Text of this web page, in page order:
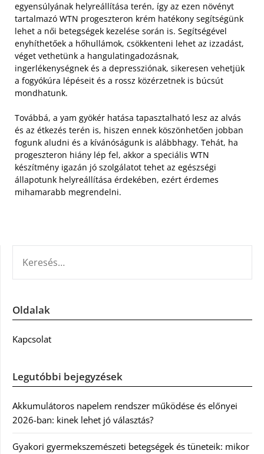
egyensúlyának helyreállítása terén, így az ezen növényt
tartalmazó WTN progeszteron krém hatékony segítségünk
lehet a női betegségek kezelése során is. Segítségével
enyhíthetőek a hőhullámok, csökkenteni lehet az izzadást,
véget vethetünk a hangulatingadozásnak,
ingerlékenységnek és a depressziónak, sikeresen vehetjük
a fogyókúra lépéseit és a rossz közérzetnek is búcsút
mondhatunk.
Továbbá, a yam gyökér hatása tapasztalható lesz az alvás
és az étkezés terén is, hiszen ennek köszönhetően jobban
fogunk aludni és a kívánóságunk is alábbhagy. Tehát, ha
progeszteron hiány lép fel, akkor a speciális WTN
készítmény igazán jó szolgálatot tehet az egészségi
állapotunk helyreállítása érdekében, ezért érdemes
mihamarabb megrendelni.
Oldalak
Kapcsolat
Legutóbbi bejegyzések
Akkumulátoros napelem rendszer működése és előnyei
2026-ban: kinek lehet jó választás?
Gyakori gyermekszemészeti betegségek és tüneteik: mikor